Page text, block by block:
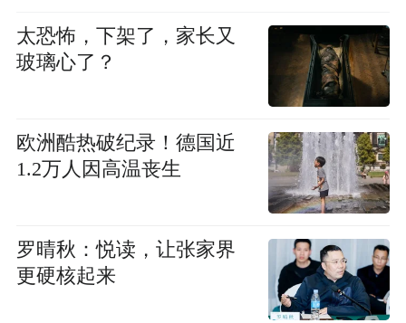
太恐怖，下架了，家长又
玻璃心了？
欧洲酷热破纪录！德国近
1.2万人因高温丧生
罗晴秋：悦读，让张家界
更硬核起来